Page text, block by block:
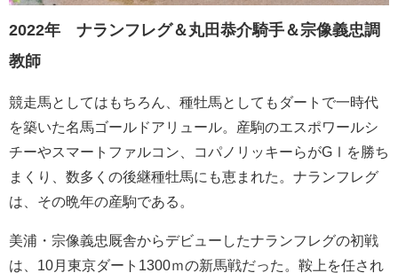
2022年 ナランフレグ＆丸田恭介騎手＆宗像義忠調
教師
競走馬としてはもちろん、種牡馬としてもダートで一時代
を築いた名馬ゴールドアリュール。産駒のエスポワールシ
チーやスマートファルコン、コパノリッキーらがGⅠを勝ち
まくり、数多くの後継種牡馬にも恵まれた。ナランフレグ
は、その晩年の産駒である。
美浦・宗像義忠厩舎からデビューしたナランフレグの初戦
は、10月東京ダート1300ｍの新馬戦だった。鞍上を任され